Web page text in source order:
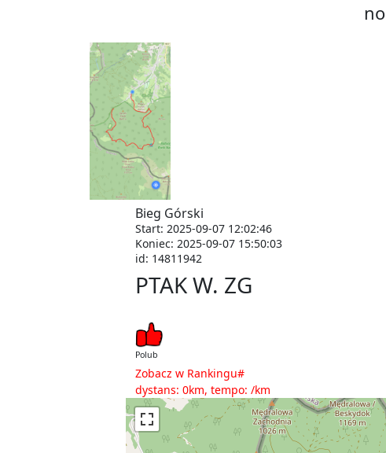
Bieg Górski
Start: 2025-09-07 12:02:46
Koniec: 2025-09-07 15:50:03
id: 14811942
PTAK W. ZG
Polub
Zobacz w Rankingu#
dystans: 0km, tempo: /km